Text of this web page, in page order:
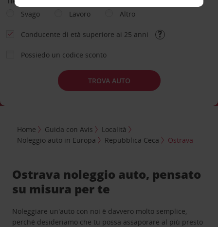
Svago
Lavoro Altro
Conducente di età superiore ai 25 anni
Possiedo un codice sconto
TROVA AUTO
Home Guida con Avis
Località
Noleggio auto in Europa
Repubblica Ceca Ostrava
Ostrava noleggio auto, pensato
su misura per te
Noleggiare un'auto con noi è davvero molto semplice,
perché desideriamo che tu possa assaporare al più presto